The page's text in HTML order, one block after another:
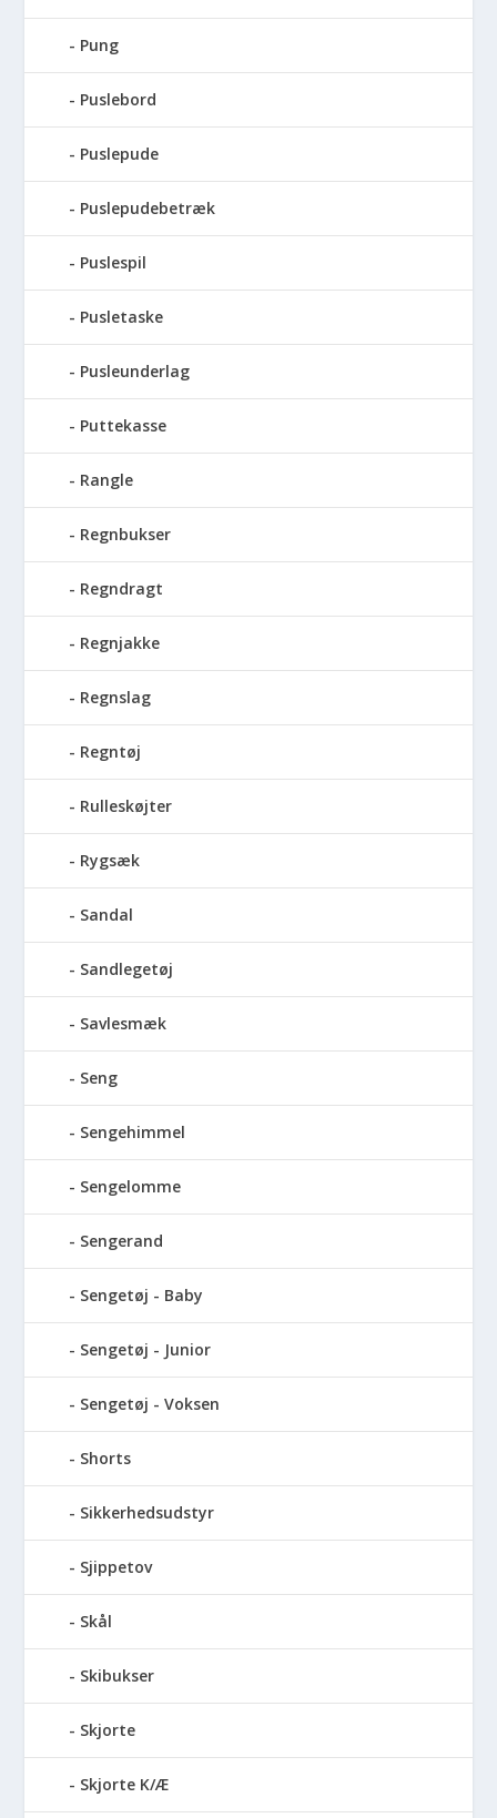
Pung
Puslebord
Puslepude
Puslepudebetræk
Puslespil
Pusletaske
Pusleunderlag
Puttekasse
Rangle
Regnbukser
Regndragt
Regnjakke
Regnslag
Regntøj
Rulleskøjter
Rygsæk
Sandal
Sandlegetøj
Savlesmæk
Seng
Sengehimmel
Sengelomme
Sengerand
Sengetøj - Baby
Sengetøj - Junior
Sengetøj - Voksen
Shorts
Sikkerhedsudstyr
Sjippetov
Skål
Skibukser
Skjorte
Skjorte K/Æ